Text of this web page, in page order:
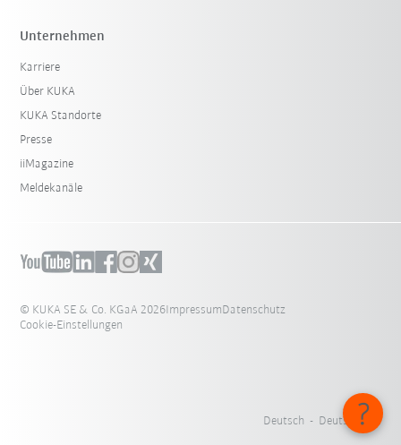
Unternehmen
Karriere
Über KUKA
KUKA Standorte
Presse
iiMagazine
Meldekanäle
© KUKA SE & Co. KGaA 2026ImpressumDatenschutz
Cookie-Einstellungen
Deutsch - Deutschland